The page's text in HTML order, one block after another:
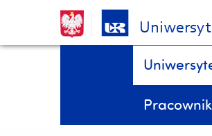
Menu -
Pomiń
treści
Pracownik